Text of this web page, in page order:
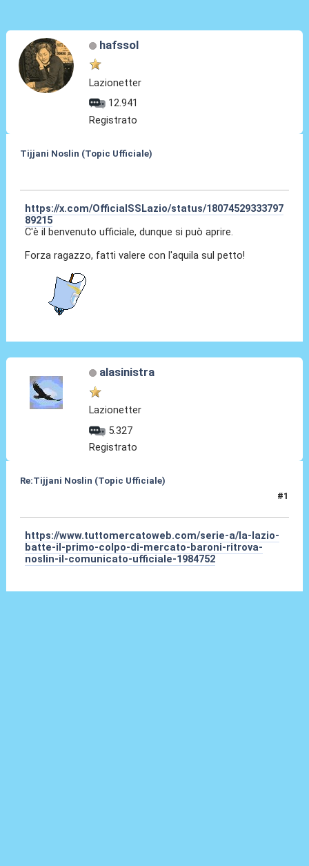
hafssol
Lazionetter
12.941
Registrato
Tijjani Noslin (Topic Ufficiale)
https://x.com/OfficialSSLazio/status/18074529333797
89215
C'è il benvenuto ufficiale, dunque si può aprire.
Forza ragazzo, fatti valere con l'aquila sul petto!
alasinistra
Lazionetter
5.327
Registrato
Re:Tijjani Noslin (Topic Ufficiale)
#1
https://www.tuttomercatoweb.com/serie-a/la-lazio-
batte-il-primo-colpo-di-mercato-baroni-ritrova-
noslin-il-comunicato-ufficiale-1984752